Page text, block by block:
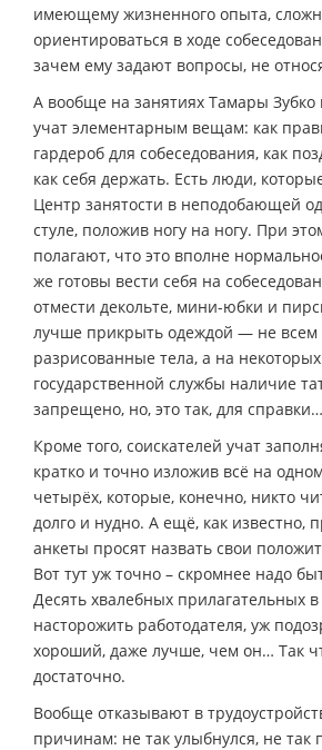
имеющему жизненного опыта,
ориентироваться в ходе
зачем ему задают вопросы, не
А вообще на занятиях Тамары
учат элементарным вещам: как
гардероб для собеседования, как
как себя держать. Есть люди,
Центр занятости в неподобающей
стуле, положив ногу на ногу. При
полагают, что это вполне
же готовы вести себя на
отмести декольте, мини-юбки и
лучше прикрыть одеждой — не всем
разрисованные тела, а на
государственной службы наличие
запрещено, но, это так, для справки…
Кроме того, соискателей учат
кратко и точно изложив всё на
четырёх, которые, конечно, никто
долго и нудно. А ещё, как известно,
анкеты просят назвать свои
Вот тут уж точно – скромнее надо
Десять хвалебных прилагательных в
насторожить работодателя, уж
хороший, даже лучше, чем он… Так
достаточно.
Вообще отказывают в
причинам: не так улыбнулся, не так